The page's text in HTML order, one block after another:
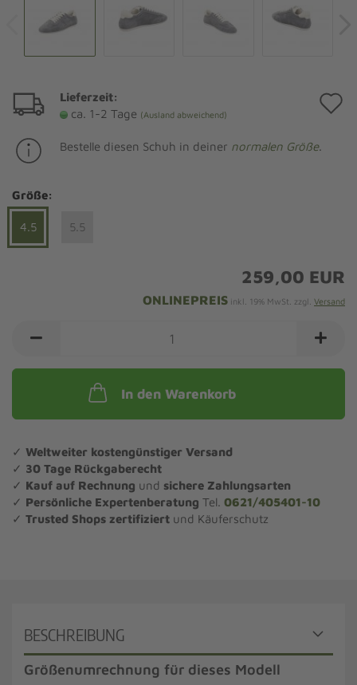
Lieferzeit:
ca. 1-2 Tage (Ausland abweichend)
Bestelle diesen Schuh in deiner normalen Größe.
Größe:
4.5 5.5
259,00 EUR
ONLINEPREIS inkl. 19% MwSt. zzgl. Versand
In den Warenkorb
✓ Weltweiter kostengünstiger Versand
✓ 30 Tage Rückgaberecht
✓ Kauf auf Rechnung und sichere Zahlungsarten
✓ Persönliche Expertenberatung Tel. 0621/405401-10
✓ Trusted Shops zertifiziert und Käuferschutz
BESCHREIBUNG
Größenumrechnung für dieses Modell